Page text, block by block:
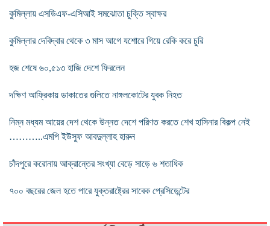
কুমিল্লায় এসডিএফ-এসিআই সমঝোতা চুক্তি স্বাক্ষর
কুমিল্লার দেবিদ্বার থেকে ৩ মাস আগে যশোরে গিয়ে রেকি করে চুরি
হজ শেষে ৬০,৫১৩ হাজি দেশে ফিরলেন
দক্ষিণ আফ্রিকায় ডাকাতের গুলিতে নাঙ্গলকোটের যুবক নিহত
নিম্ন মধ্যম আয়ের দেশ থেকে উন্নত দেশে পরিণত করতে শেখ হাসিনার বিকল্প নেই
………..এমপি ইউসুফ আবদুল্লাহ হারুন
চাঁদপুরে করোনায় আক্রান্তের সংখ্যা বেড়ে সাড়ে ৬ শতাধিক
৭০০ বছরের জেল হতে পারে যুক্তরাষ্ট্রের সাবেক প্রেসিডেন্টের